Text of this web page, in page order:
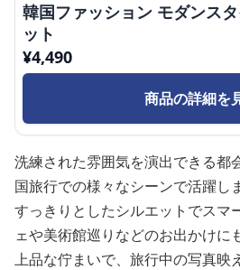
韓国ファッション モダンス
ット
¥4,490
商品の詳細を
洗練された雰囲気を演出できる都
国旅行での様々なシーンで活躍し
すっきりとしたシルエットでスマ
ェや美術館巡りなどのお出かけに
上品な佇まいで、旅行中の写真映